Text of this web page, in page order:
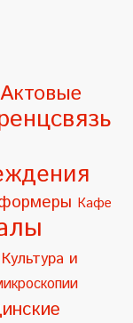
Актовые
Кафе
Культура и